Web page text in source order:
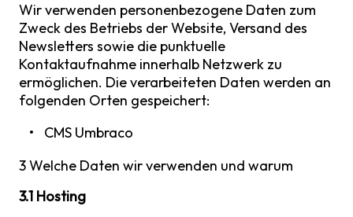
Wir verwenden personenbezogene Daten zum
Zweck des Betriebs der Website, Versand des
Newsletters sowie die punktuelle
Kontaktaufnahme innerhalb Netzwerk zu
ermöglichen. Die verarbeiteten Daten werden an
folgenden Orten gespeichert:
CMS Umbraco
3 Welche Daten wir verwenden und warum
3.1 Hosting